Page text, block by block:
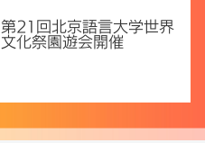
第21回北京語言大学世界
文化祭園遊会開催